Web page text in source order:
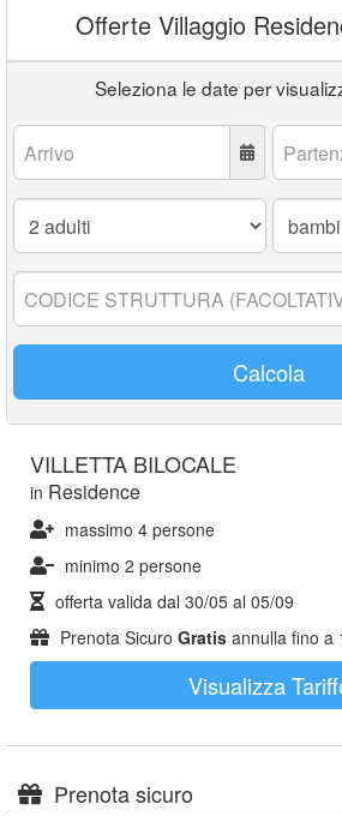
Offerte Villaggio
Seleziona le date per
Arrivo: Partenza:
Adulti:
Bambini
17
Codice
struttura:
Calcola
VILLETTA BILOCALE
in Residence
massimo 4 persone
minimo 2 persone
offerta valida dal 30/05 al 05/09
Prenota Sicuro Gratis annulla fino a
Visualizza
Prenota sicuro